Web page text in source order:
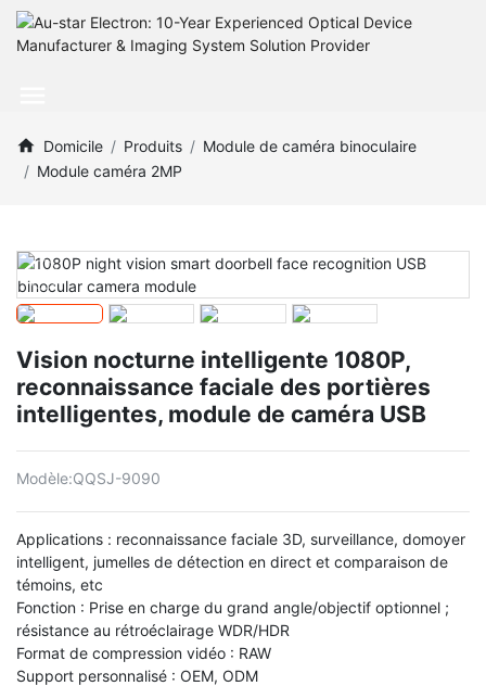
Domicile Produits
Module de caméra binoculaire
Module caméra 2MP
Vision nocturne intelligente 1080P,
reconnaissance faciale des portières
intelligentes, module de caméra USB
Modèle:QQSJ-9090
Applications : reconnaissance faciale 3D, surveillance, domoyer
intelligent, jumelles de détection en direct et comparaison de
témoins, etc
Fonction : Prise en charge du grand angle/objectif optionnel ;
résistance au rétroéclairage WDR/HDR
Format de compression vidéo : RAW
Support personnalisé : OEM, ODM